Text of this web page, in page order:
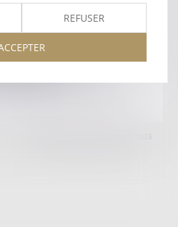
légalesPlan du site
du Lycée Buffon, 75014 PARIS
REFUSER